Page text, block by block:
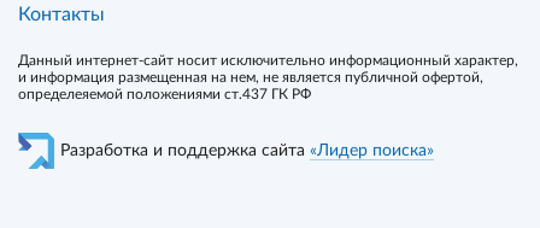
Контакты
Данный интернет-сайт носит исключительно информационный характер,
и информация размещенная на нем, не является публичной офертой,
определеяемой положениями ст.437 ГК РФ
Разработка и поддержка сайта «Лидер поиска»